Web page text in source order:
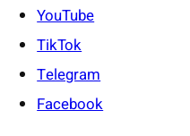
YouTube
TikTok
Telegram
Facebook